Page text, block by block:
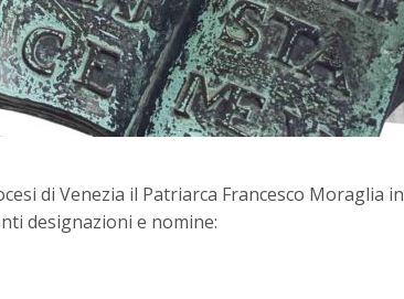
di Venezia il Patriarca Francesco Moraglia in
designazioni e nomine: